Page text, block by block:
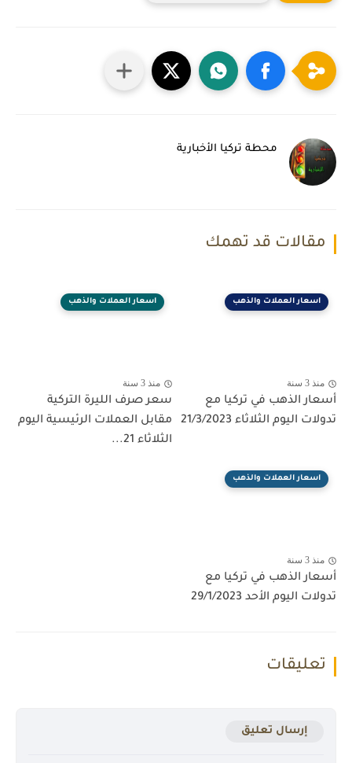
محطة تركيا الأخبارية
مقالات قد تهمك
اسعار العملات والذهب
منذ 3 سنة
أسعار الذهب في تركيا مع
تدولات اليوم الثلاثاء 21/3/2023
اسعار العملات والذهب
منذ 3 سنة
سعر صرف الليرة التركية
مقابل العملات الرئيسية اليوم
الثلاثاء 21...
اسعار العملات والذهب
منذ 3 سنة
أسعار الذهب في تركيا مع
تدولات اليوم الأحد 29/1/2023
تعليقات
إرسال تعليق